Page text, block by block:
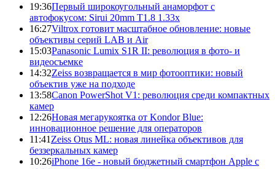
19:36Первый широкоугольный анаморфот с
автофокусом: Sirui 20mm T1.8 1.33x
16:27Viltrox готовит масштабное обновление: новые
объективы серий LAB и Air
15:03Panasonic Lumix S1R II: революция в фото- и
видеосъемке
14:32Zeiss возвращается в мир фотооптики: новый
объектив уже на подходе
13:58Canon PowerShot V1: революция среди компактных
камер
12:26Новая мегарукоятка от Kondor Blue:
инновационное решение для операторов
11:41 Zeiss Otus ML: новая линейка объективов для
беззеркальных камер
10:26iPhone 16e - новый бюджетный смартфон Apple с